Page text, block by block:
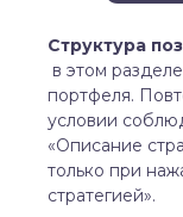
Структура
в этом
портфеля.
условии
«Описание
только при
стратегией».